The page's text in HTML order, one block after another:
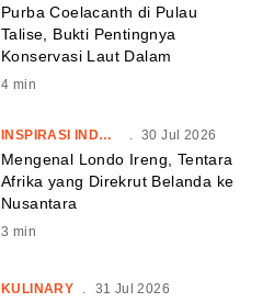
Purba Coelacanth di Pulau
Talise, Bukti Pentingnya
Konservasi Laut Dalam
4 min
INSPIRASI INDONESIA 30 Jul 2026
Mengenal Londo Ireng, Tentara
Afrika yang Direkrut Belanda ke
Nusantara
3 min
KULINARY . 31 Jul 2026